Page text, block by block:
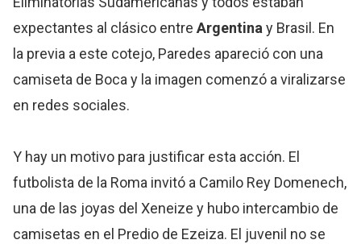
expectantes al clásico entre Argentina y Brasil. En
la previa a este cotejo, Paredes apareció con una
camiseta de Boca y la imagen comenzó a viralizarse
en redes sociales.
Y hay un motivo para justificar esta acción. El
futbolista de la Roma invitó a Camilo Rey Domenech,
una de las joyas del Xeneize y hubo intercambio de
camisetas en el Predio de Ezeiza. El juvenil no se